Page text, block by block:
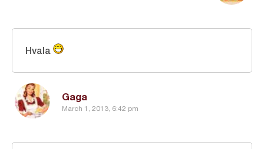
Gaga
March 1, 2013, 6:42 pm
Hvala